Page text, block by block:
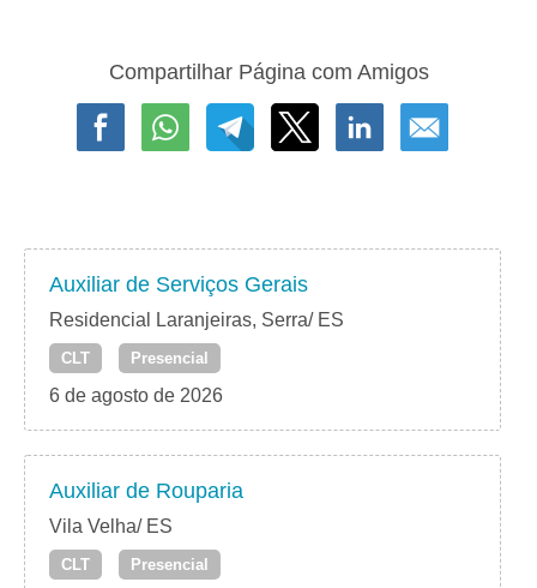
Compartilhar Página com Amigos
Auxiliar de Serviços Gerais
Residencial Laranjeiras, Serra/ ES
CLT Presencial
6 de agosto de 2026
Auxiliar de Rouparia
Vila Velha/ ES
CLT Presencial